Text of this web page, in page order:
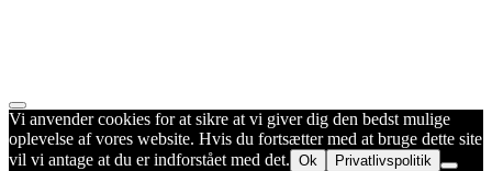
Vi anvender cookies for at sikre at vi giver dig den bedst mulige
oplevelse af vores website. Hvis du fortsætter med at bruge dette site
vil vi antage at du er indforstået med det. Ok Privatlivspolitik